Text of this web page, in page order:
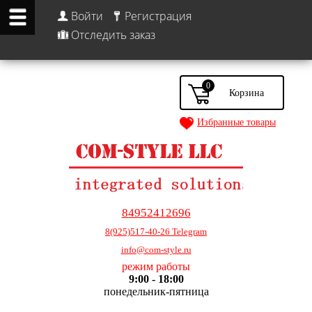
Войти
Регистрация
Отследить заказ
84952412696
8(925)517-40-26 Telegram
info@com-style.ru
режим работы
9:00 - 18:00
понедельник-пятница
0
Избранные товары